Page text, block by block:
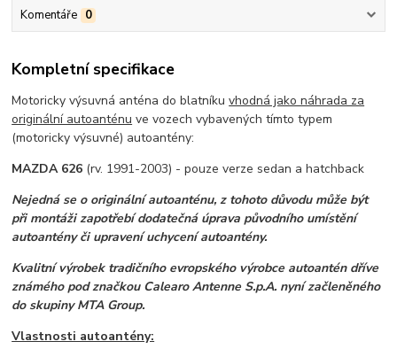
Komentáře 0
Kompletní specifikace
Motoricky výsuvná anténa do blatníkuvhodná jako náhrada za
originální autoanténu ve vozech vybavených tímto typem
(motoricky výsuvné) autoantény:
MAZDA 626 (rv. 1991-2003) - pouze verze sedan a hatchback
Nejedná se o originální autoanténu, z tohoto důvodu může být
při montáži zapotřebí dodatečná úprava původního umístění
autoantény či upravení uchycení autoantény.
Kvalitní výrobek tradičního evropského výrobce autoantén dříve
známého pod značkou Calearo Antenne S.p.A. nyní začleněného
do skupiny MTA Group.
Vlastnosti autoantény: